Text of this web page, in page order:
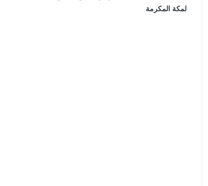
لمكة المكرمة